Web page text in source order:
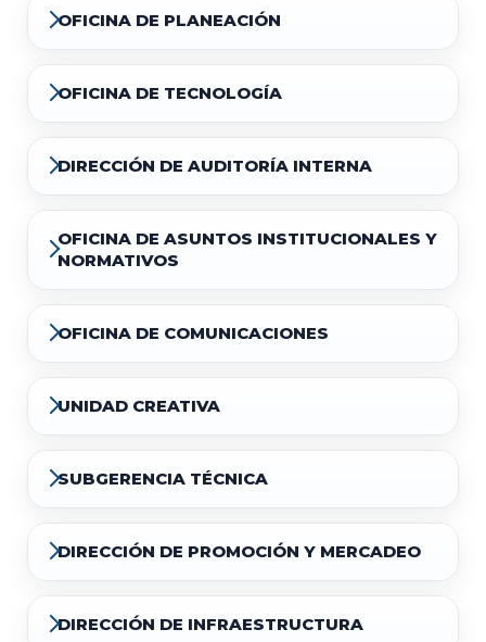
OFICINA DE PLANEACIÓN
OFICINA DE TECNOLOGÍA
DIRECCIÓN DE AUDITORÍA INTERNA
OFICINA DE ASUNTOS INSTITUCIONALES Y
NORMATIVOS
OFICINA DE COMUNICACIONES
UNIDAD CREATIVA
SUBGERENCIA TÉCNICA
DIRECCIÓN DE PROMOCIÓN Y MERCADEO
DIRECCIÓN DE INFRAESTRUCTURA